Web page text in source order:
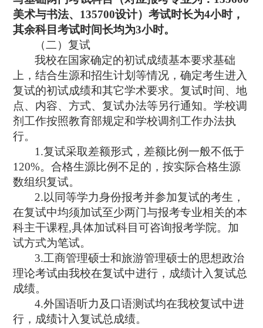
美术与书法、 135700设计）考试时长为4小时，
其余科目考试时间长均为3小时。
（二）复试
我校在国家确定的初试成绩基本要求基础
上，结合生源和招生计划等情况，确定考生进入
复试的初试成绩和其它学术要求。复试时间、地
点、内容、方式、复试办法等另行通知。学校调
剂工作按照教育部规定和学校调剂工作办法执
行。
1.复试采取差额形式，差额比例一般不低于
120%。合格生源比例不足的，按实际合格生源
数组织复试。
2.以同等学力身份报考并参加复试的考生，
在复试中均须加试至少两门与报考专业相关的本
科主干课程,具体加试科目可咨询报考学院。加
试方式为笔试。
3.工商管理硕士和旅游管理硕士的思想政治
理论考试由我校在复试中进行，成绩计入复试总
成绩。
4.外国语听力及口语测试均在我校复试中进
行，成绩计入复试总成绩。